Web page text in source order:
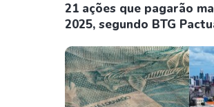
21 ações que pagarão
2025, segundo BTG